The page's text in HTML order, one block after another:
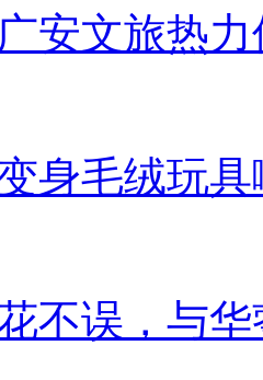
安文旅热
身毛绒玩
不误，与